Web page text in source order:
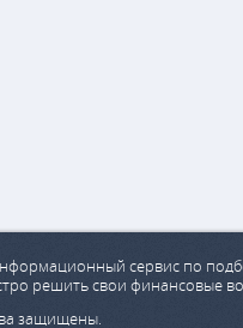
сервис по
решить свои финансовые
защищены.